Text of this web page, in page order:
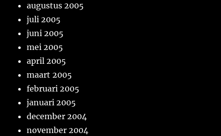
augustus 2005
juli 2005
juni 2005
mei 2005
april 2005
maart 2005
februari 2005
januari 2005
december 2004
november 2004